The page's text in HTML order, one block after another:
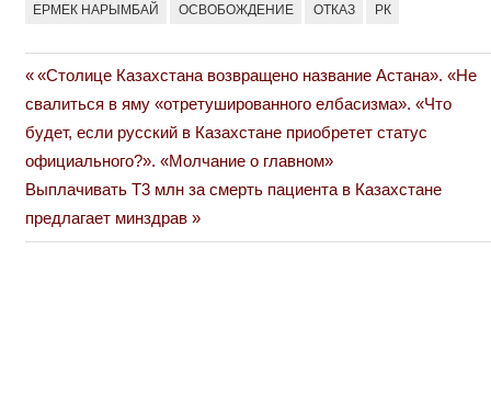
ЕРМЕК НАРЫМБАЙ ОСВОБОЖДЕНИЕ ОТКАЗ РК
Навигация
по
записям
Previous
Post:
«Столице Казахстана возвращено название Астана». «Не
свалиться в яму «отретушированного елбасизма». «Что
будет, если русский в Казахстане приобретет статус
официального?». «Молчание о главном»
Next
Post:
Выплачивать Т3 млн за смерть пациента в Казахстане
предлагает минздрав